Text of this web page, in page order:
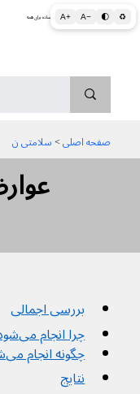
A+ A− 🌓 ♻ اطلاعات پزشکی و بهداشتی به زبان ساده برای همه
صفحه اصلی > سلامتی ن
بررسی اجمالی
چرا انجام می‌شود
چگونه انجام می‌شود
نتایج